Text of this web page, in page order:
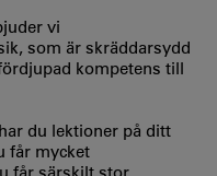
vi
som är skräddarsydd
kompetens till
du lektioner på ditt
får mycket